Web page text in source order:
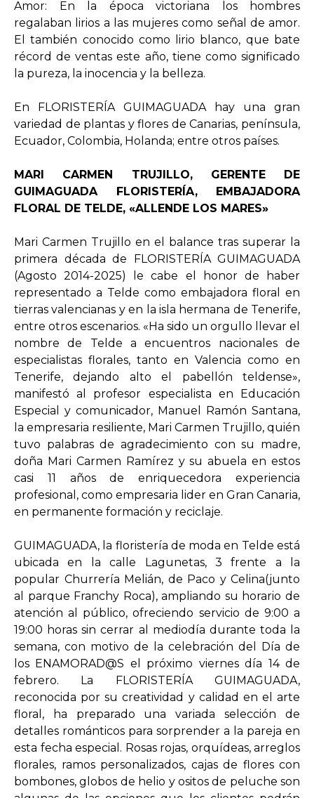
Amor: En la época victoriana los hombres
regalaban lirios a las mujeres como señal de amor.
El también conocido como lirio blanco, que bate
récord de ventas este año, tiene como significado
la pureza, la inocencia y la belleza.
En FLORISTERÍA GUIMAGUADA hay una gran
variedad de plantas y flores de Canarias, península,
Ecuador, Colombia, Holanda; entre otros países.
MARI CARMEN TRUJILLO, GERENTE DE
GUIMAGUADA FLORISTERÍA, EMBAJADORA
FLORAL DE TELDE, «ALLENDE LOS MARES»
Mari Carmen Trujillo en el balance tras superar la
primera década de FLORISTERÍA GUIMAGUADA
(Agosto 2014-2025) le cabe el honor de haber
representado a Telde como embajadora floral en
tierras valencianas y en la isla hermana de Tenerife,
entre otros escenarios. «Ha sido un orgullo llevar el
nombre de Telde a encuentros nacionales de
especialistas florales, tanto en Valencia como en
Tenerife, dejando alto el pabellón teldense»,
manifestó al profesor especialista en Educación
Especial y comunicador, Manuel Ramón Santana,
la empresaria resiliente, Mari Carmen Trujillo, quién
tuvo palabras de agradecimiento con su madre,
doña Mari Carmen Ramírez y su abuela en estos
casi 11 años de enriquecedora experiencia
profesional, como empresaria lider en Gran Canaria,
en permanente formación y reciclaje.
GUIMAGUADA, la floristería de moda en Telde está
ubicada en la calle Lagunetas, 3 frente a la
popular Churrería Melián, de Paco y Celina(junto
al parque Franchy Roca), ampliando su horario de
atención al público, ofreciendo servicio de 9:00 a
19:00 horas sin cerrar al mediodía durante toda la
semana, con motivo de la celebración del Día de
los ENAMORAD@S el próximo viernes día 14 de
febrero. La FLORISTERÍA GUIMAGUADA,
reconocida por su creatividad y calidad en el arte
floral, ha preparado una variada selección de
detalles románticos para sorprender a la pareja en
esta fecha especial. Rosas rojas, orquídeas, arreglos
florales, ramos personalizados, cajas de flores con
bombones, globos de helio y ositos de peluche son